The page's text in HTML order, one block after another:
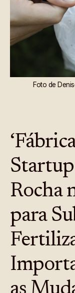
Foto de
Startup
Rocha
para